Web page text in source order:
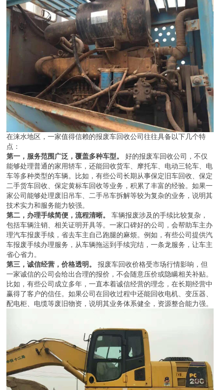
在涞水地区，一家值得信赖的报废车回收公司往往具备以下几个特
点：
第一，服务范围广泛，覆盖多种车型。
好的报废车回收公司，不仅
能够处理普通的家用轿车，还能回收货车、摩托车、电动三轮车、电
车等多种类型的车辆。比如，有些公司长期从事保定旧车回收、保定
二手货车回收、保定黄标车回收等业务，积累了丰富的经验。如果一
家公司能够处理废旧吊车、二手吊车拆解等较为复杂的业务，说明其
技术实力和服务能力较强。
第二，办理手续简便，流程清晰。
车辆报废涉及的手续比较复杂，
包括车辆注销、相关证明开具等。一家口碑好的公司，会帮助车主办
理汽车报废手续，省去车主自己跑腿的麻烦。例如，有些公司提供汽
车报废手续办理服务，从车辆拖运到手续完结，一条龙服务，让车主
省心省力。
第三，诚信经营，价格透明。
报废车回收价格受市场行情影响，但
一家诚信的公司会给出合理的报价，不会随意压价或隐瞒相关补贴。
比如，有些公司成立多年，一直本着诚信经营的理念，在长期经营中
赢得了客户的信任。如果公司在回收过程中还能回收电机、变压器、
配电柜、电缆等废旧物资，说明其业务体系健全，资源整合能力强。